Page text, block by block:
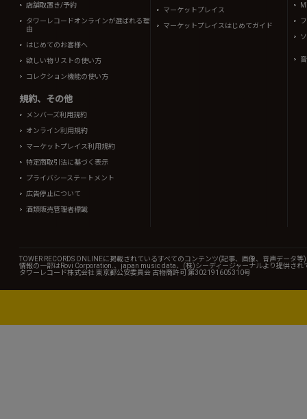
店舗取置き/予約
タワーレコードオンラインが選ばれる理
由
はじめてのお客様へ
欲しい物リストの使い方
コレクション機能の使い方
規約、その他
メンバーズ利用規約
オンライン利用規約
マーケットプレイス利用規約
特定商取引法に基づく表示
プライバシーステートメント
広告停止について
酒類販売管理者標識
マーケットプレイス
マーケットプレイスはじめてガイド
TOWER RECORDS ONLINEに掲載されているすべてのコンテンツ(記事、画像、音声データ
情報の一部はRovi Corporation.、japan music data、(株)シーディージャーナルより提供され
タワーレコード株式会社 東京都公安委員会 古物商許可 第302191605310号